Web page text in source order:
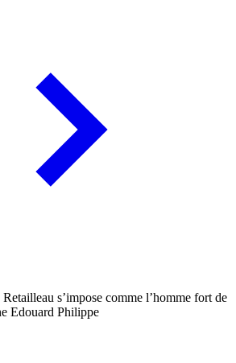
s’impose comme l’homme fort de
Edouard Philippe